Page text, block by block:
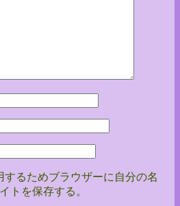
するためブラウザーに自分の名
トを保存する。